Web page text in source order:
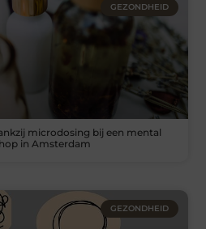
GEZONDHEID
microdosing bij een mental
in Amsterdam
GEZONDHEID